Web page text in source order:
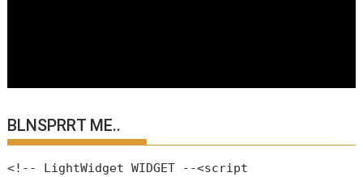
BLNSPRRT ME..
<!-- LightWidget WIDGET --<script